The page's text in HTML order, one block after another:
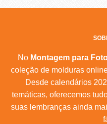
No Montagem para
coleção de molduras
Desde calendários
temáticas, oferecemos
suas lembranças ainda